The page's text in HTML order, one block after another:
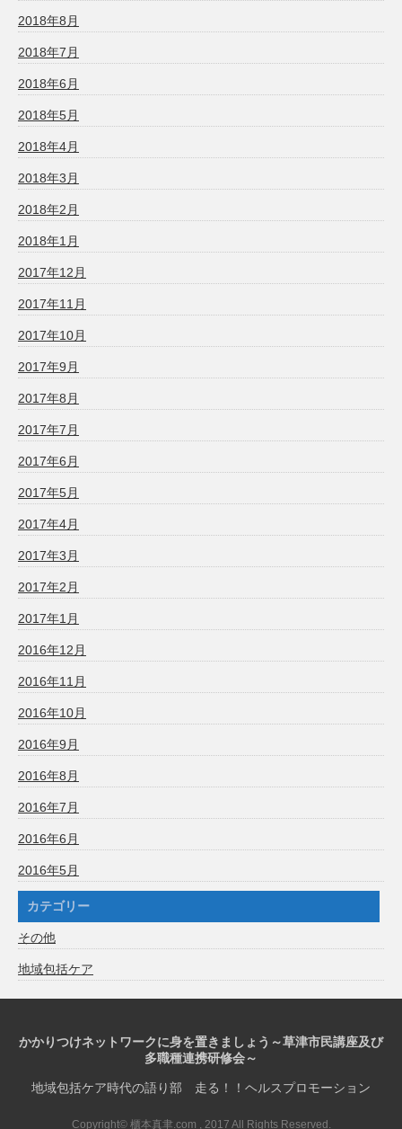
2018年8月
2018年7月
2018年6月
2018年5月
2018年4月
2018年3月
2018年2月
2018年1月
2017年12月
2017年11月
2017年10月
2017年9月
2017年8月
2017年7月
2017年6月
2017年5月
2017年4月
2017年3月
2017年2月
2017年1月
2016年12月
2016年11月
2016年10月
2016年9月
2016年8月
2016年7月
2016年6月
2016年5月
カテゴリー
その他
地域包括ケア
かかりつけネットワークに身を置きましょう～草津市民講座及び
多職種連携研修会～
地域包括ケア時代の語り部 走る！！ヘルスプロモーション
Copyright© 櫃本真聿.com , 2017 All Rights Reserved.